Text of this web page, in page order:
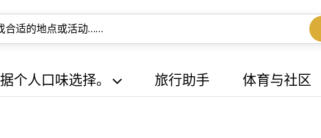
个人口味选择。 旅行助手 体育与社区